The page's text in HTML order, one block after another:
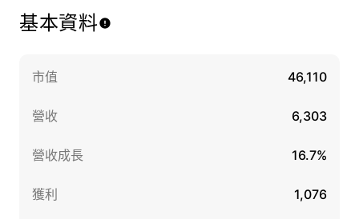
基本資料
市值 46,110
營收 6,303
營收成長 16.7%
獲利 1,076